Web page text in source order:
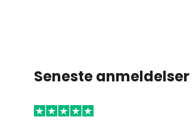
Seneste anmeldelser